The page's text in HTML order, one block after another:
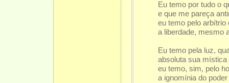
Eu temo por tudo o
e que me pareça
eu temo pelo arbítrio
a liberdade, mesmo
Eu temo pela luz,
absoluta sua mística
eu temo, sim, pelo
a ignomínia do poder